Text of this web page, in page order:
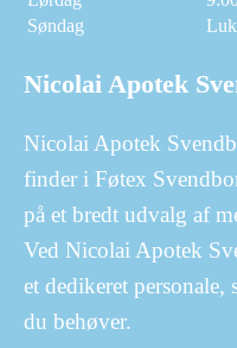
Søndag
Nicolai Apotek
Nicolai Apotek
finder i Føtex
på et bredt udvalg af
Ved Nicolai Apotek
et dedikeret
du behøver.